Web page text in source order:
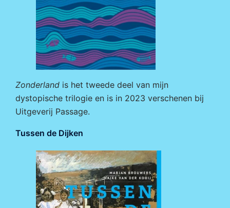
Zonderland is het tweede deel van mijn
dystopische trilogie en is in 2023 verschenen bij
Uitgeverij Passage.
Tussen de Dijken